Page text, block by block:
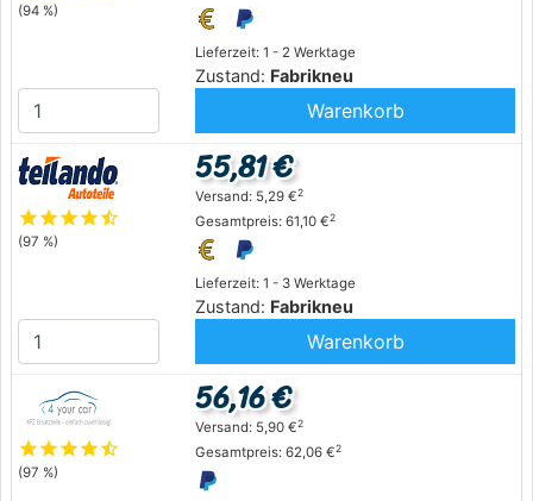
(94 %)
Lieferzeit: 1 - 2 Werktage
Zustand: Fabrikneu
Warenkorb
starstarstarstarstar_half
(97 %)
Lieferzeit: 1 - 3 Werktage
Zustand: Fabrikneu
55,81 €
Versand: 5,29 €2
Gesamtpreis: 61,10 €2
Warenkorb
starstarstarstarstar_half
(97 %)
56,16 €
Versand: 5,90 €2
Gesamtpreis: 62,06 €2